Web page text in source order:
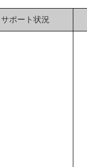
サポート状況